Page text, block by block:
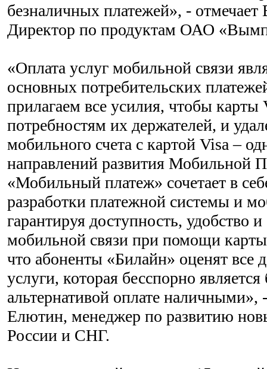
безналичных платежей», -
Директор по продуктам ОАО
«Оплата услуг мобильной связи
основных потребительских
прилагаем все усилия, чтобы карты
потребностям их держателей, и
мобильного счета с картой Visa –
направлений развития Мобильной
«Мобильный платеж» сочетает в
разработки платежной системы и
гарантируя доступность, удобство
мобильной связи при помощи
что абоненты «Билайн» оценят все
услуги, которая бесспорно
альтернативой оплате наличными»,
Елютин, менеджер по развитию
России и СНГ.